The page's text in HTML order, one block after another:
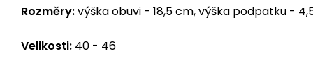
Rozměry:výška obuvi - 18,5 cm, výška podpatku -
Velikosti: 40 - 46